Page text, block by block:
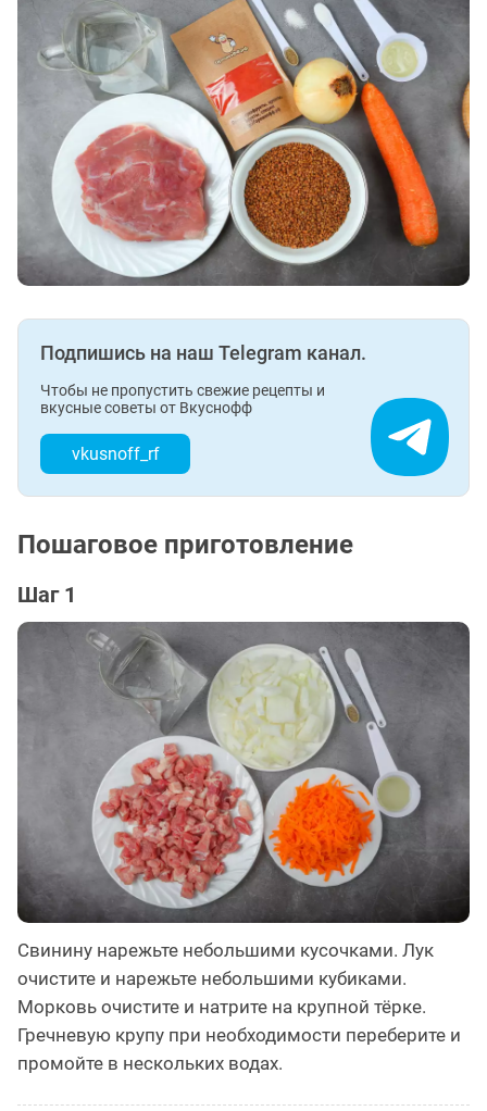
Подпишись на наш Telegram канал.
Чтобы не пропустить свежие рецепты и
вкусные советы от Вкуснофф
vkusnoff_rf
Пошаговое приготовление
Шаг 1
Свинину нарежьте небольшими кусочками. Лук
очистите и нарежьте небольшими кубиками.
Морковь очистите и натрите на крупной тёрке.
Гречневую крупу при необходимости переберите и
промойте в нескольких водах.